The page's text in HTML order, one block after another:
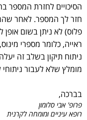
הסיכויים לחזרת המספר
חזר לך המספר. לאחר
פלוס) לא ניתן בשום אופן
ראייה, כלומר מספרי
ניתוח תיקון בשלב זה
מומלץ שלא לעבור ניתוחי
בברכה,
פרופ' אבי סלומון
רופא עיניים ומומחה לקרנית